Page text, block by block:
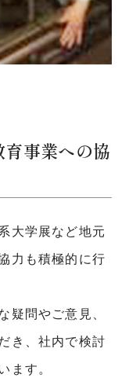
事業への協
大学展など地元
力も積極的に行
疑問やご意見、
き、社内で検討
ます。